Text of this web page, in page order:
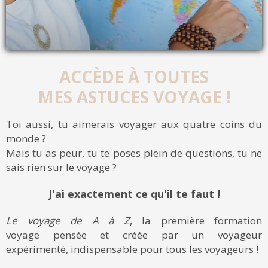
ACCÈDE À TOUTES
MES ASTUCES VOYAGE !
Toi aussi, tu aimerais voyager aux quatre coins du
monde ?
Mais tu as peur, tu te poses plein de questions, tu ne
sais rien sur le voyage ?
J'ai exactement ce qu'il te faut !
Le voyage de A à Z, la première formation
voyage pensée et créée par un voyageur
expérimenté, indispensable pour tous les voyageurs !